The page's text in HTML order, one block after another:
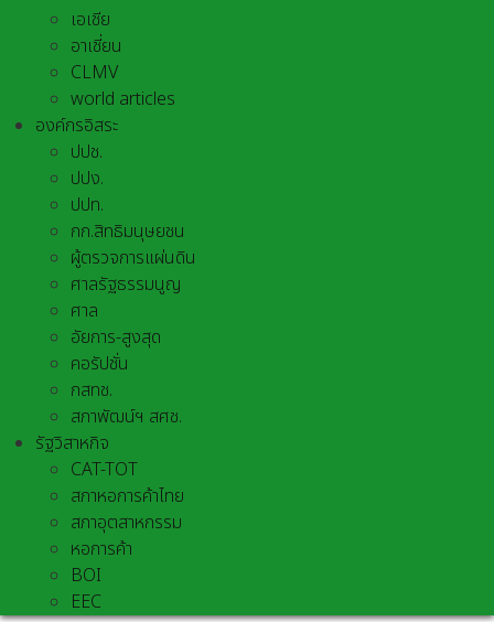
เอเชีย
อาเชี่ยน
CLMV
world articles
องค์กรอิสระ
ปปช.
ปปง.
ปปท.
กก.สิทธิมนุษยชน
ผู้ตรวจการแผ่นดิน
ศาลรัฐธรรมนูญ
ศาล
อัยการ-สูงสุด
คอรัปชั่น
กสทช.
สภาพัฒน์ฯ สศช.
รัฐวิสาหกิจ
CAT-TOT
สภาหอการค้าไทย
สภาอุตสาหกรรม
หอการค้า
BOI
EEC